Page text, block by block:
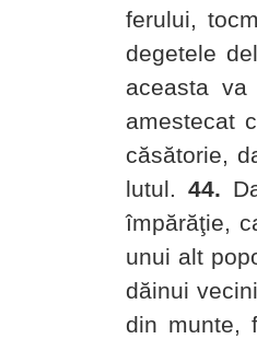
ferului,
degetele
aceasta
amestecat
căsătorie,
lutul. 44.
împărăţie,
unui alt
dăinui
din munte,